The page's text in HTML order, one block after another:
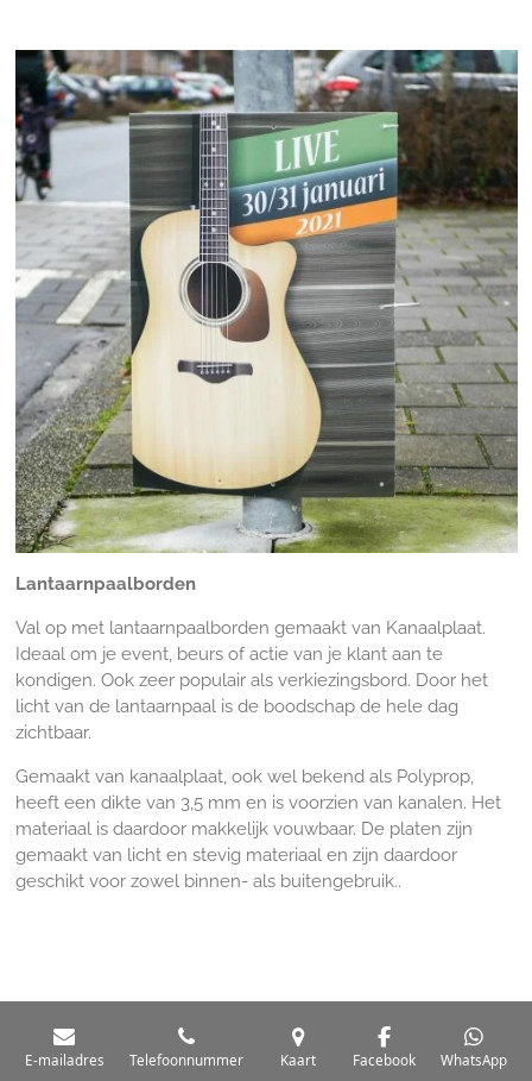
Lantaarnpaalborden
Val op met lantaarnpaalborden gemaakt van Kanaalplaat.
Ideaal om je event, beurs of actie van je klant aan te
kondigen. Ook zeer populair als verkiezingsbord. Door het
licht van de lantaarnpaal is de boodschap de hele dag
zichtbaar.
Gemaakt van kanaalplaat, ook wel bekend als Polyprop,
heeft een dikte van 3,5 mm en is voorzien van kanalen. Het
materiaal is daardoor makkelijk vouwbaar. De platen zijn
gemaakt van licht en stevig materiaal en zijn daardoor
geschikt voor zowel binnen- als buitengebruik..
E-mailadres Telefoonnummer Kaart Facebook WhatsApp